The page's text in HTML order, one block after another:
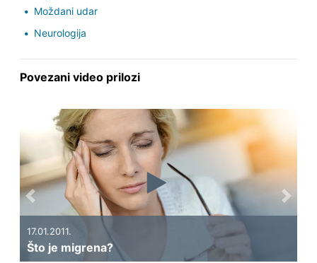
Moždani udar
Neurologija
Povezani video prilozi
17.01.2011.
Što je migrena?
Previous Next